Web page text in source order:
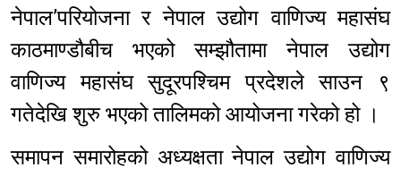
नेपाल’परियोजना र नेपाल उद्योग वाणिज्य महासंघ
काठमाण्डौबीच भएको सम्झौतामा नेपाल उद्योग
वाणिज्य महासंघ सुदूरपश्चिम प्रदेशले साउन ९
गतेदेखि शुरु भएको तालिमको आयोजना गरेको हो ।
समापन समारोहको अध्यक्षता नेपाल उद्योग वाणिज्य